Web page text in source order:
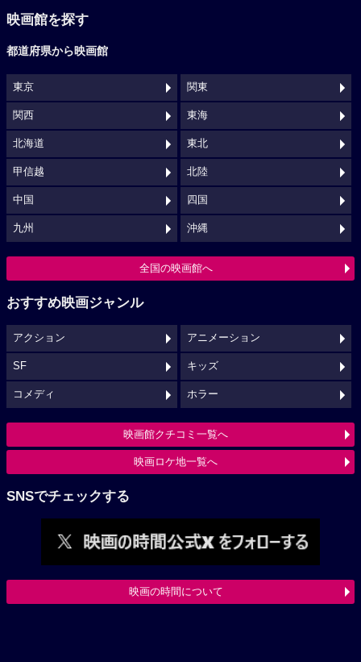
映画館を探す
都道府県から映画館
東京 関東
関西 東海
北海道 東北
甲信越 北陸
中国 四国
九州 沖縄
全国の映画館へ
おすすめ映画ジャンル
アクション アニメーション
SF キッズ
コメディ ホラー
映画館クチコミ一覧へ
映画ロケ地一覧へ
SNSでチェックする
映画の時間について